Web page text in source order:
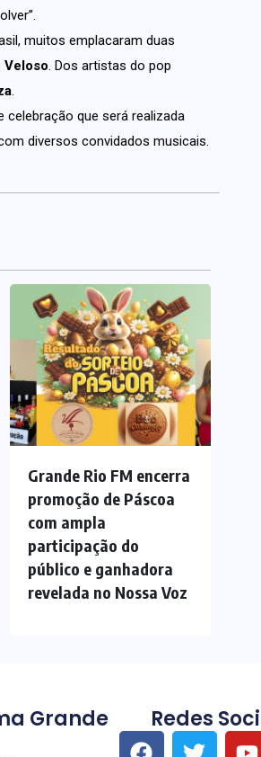
muitos emplacaram duas
Veloso. Dos artistas do pop
.
celebração que será realizada
diversos convidados musicais.
Grande Rio FM encerra
promoção de Páscoa
com ampla
participação do
público e ganhadora
revelada no Nossa Voz
Grande
Redes